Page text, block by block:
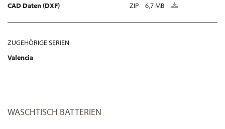
CAD Daten (DXF)
ZIP 6,7 MB
ZUGEHÖRIGE SERIEN
Valencia
WASCHTISCH BATTERIEN